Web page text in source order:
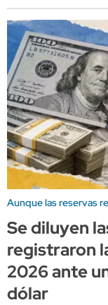
Aunque las reservas
Se diluyen
registraron
2026 ante
dólar